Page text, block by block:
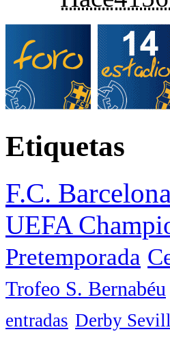
Etiquetas
F.C. Barcelona
UEFA
Pretemporada
Trofeo S. Bernabéu
entradas Derby